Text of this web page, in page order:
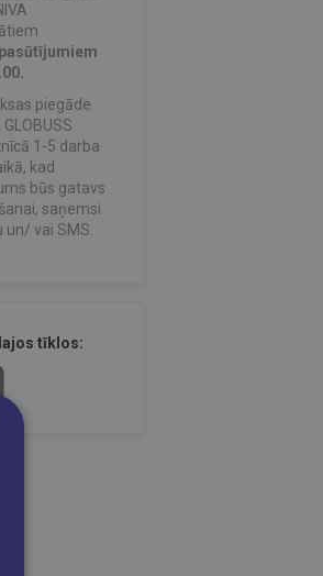
pasūtījumiem
piegāde
1-5 darba
kad
būs gatavs
saņemsi
un/ vai SMS.
tīklos: